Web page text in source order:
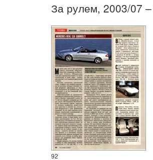
За рулем, 2003/07
92